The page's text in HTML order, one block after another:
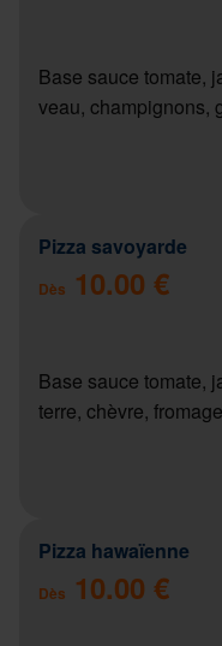
Base sauce tomate,
veau, champignons,
Pizza savoyarde
Dès 10.00 €
Base sauce tomate,
terre, chèvre, fromage
Pizza hawaïenne
Dès 10.00 €